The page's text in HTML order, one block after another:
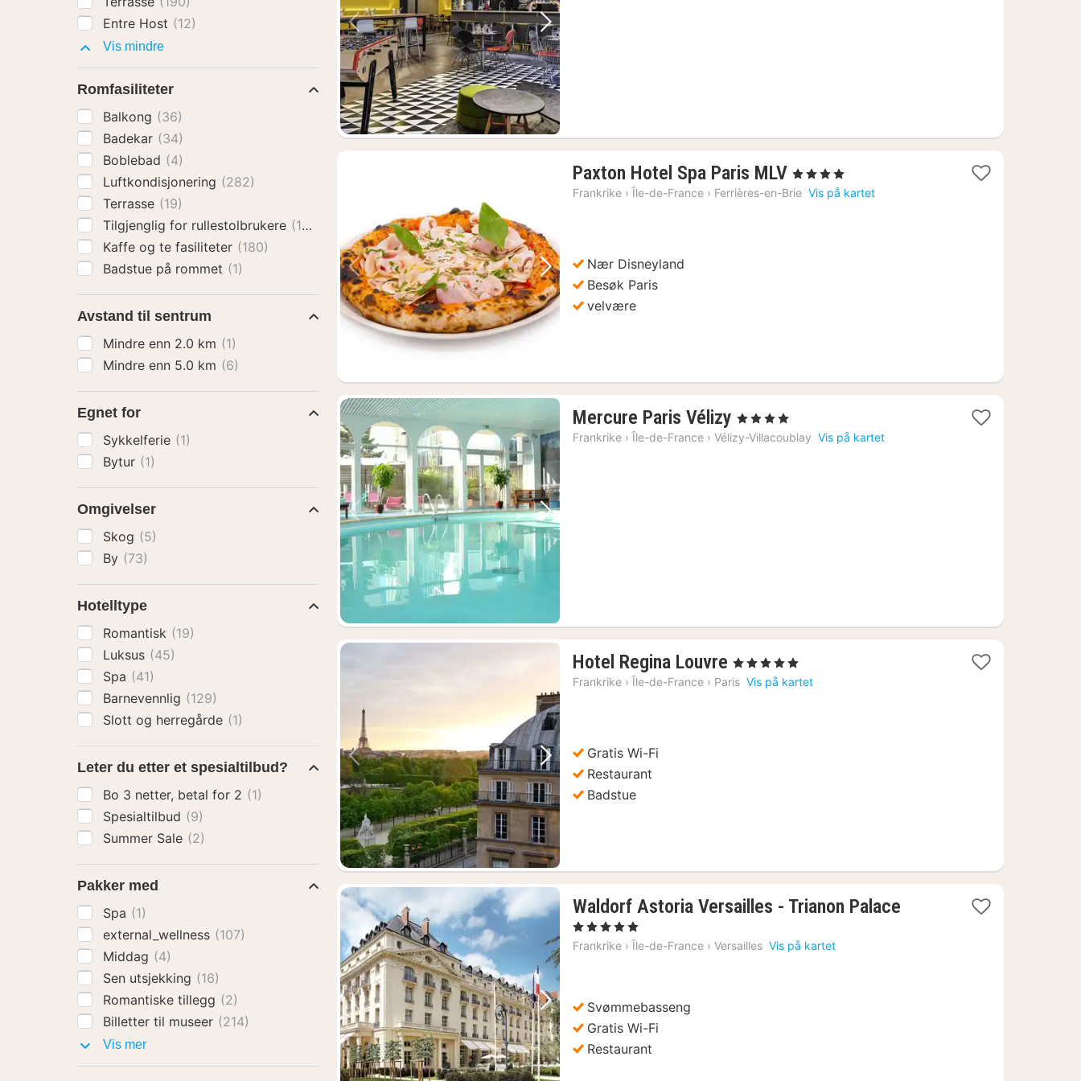
Forrige bilde Neste bilde
Forrige bilde Neste bilde
Paxton Hotel Spa Paris MLV 1
natt
, 4 Stjerner
Frankrike › Île-de-France › Ferrières-en-Brie Vis på kartet
Nær Disneyland
Besøk Paris
velvære
Forrige bilde Neste bilde
Mercure Paris Vélizy 1
natt
, 4 Stjerner
Frankrike › Île-de-France › Vélizy-Villacoublay Vis på kartet
Forrige bilde Neste bilde
Hotel Regina Louvre 1
natt
, 5 Stjerner
Frankrike › Île-de-France › Paris Vis på kartet
Gratis Wi-Fi
Restaurant
Badstue
Forrige bilde Neste bilde
Waldorf Astoria Versailles - Trianon Palace
, 5 Stjerner
Frankrike › Île-de-France › Versailles Vis på kartet
Svømmebasseng
Gratis Wi-Fi
Restaurant
Entre Host (12)
Vis mindreFasiliteter
Romfasiliteter
Balkong (36)
Badekar (34)
Boblebad (4)
Luftkondisjonering (282)
Terrasse (19)
Tilgjenglig for rullestolbrukere (138)
Kaffe og te fasiliteter (180)
Badstue på rommet (1)
Avstand til sentrum
Mindre enn 2.0 km (1)
Mindre enn 5.0 km (6)
Egnet for
Sykkelferie (1)
Bytur (1)
Omgivelser
Skog (5)
By (73)
Hotelltype
Romantisk (19)
Luksus (45)
Spa (41)
Barnevennlig (129)
Slott og herregårde (1)
Leter du etter et spesialtilbud?
Bo 3 netter, betal for 2 (1)
Spesialtilbud (9)
Summer Sale (2)
Pakker med
Spa (1)
external_wellness (107)
Middag (4)
Sen utsjekking (16)
Romantiske tillegg (2)
Billetter til museer (214)
Vis merPakker